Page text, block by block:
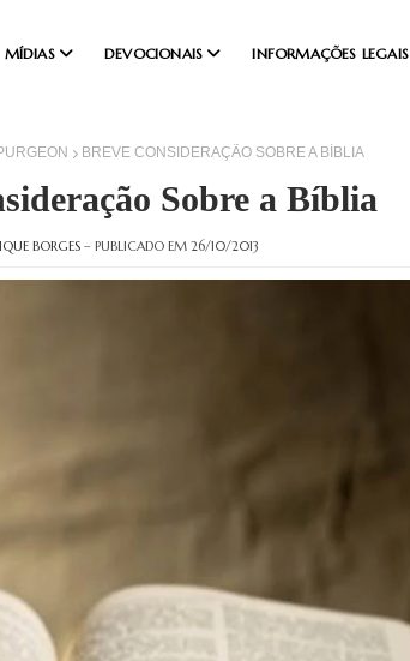
MÍDIAS DEVOCIONAIS INFORMAÇÕES LEGAIS
BREVE CONSIDERAÇÃO SOBRE A BÍBLIA
Sobre a Bíblia
BORGES – PUBLICADO EM 26/10/2013